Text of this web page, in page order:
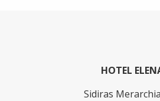
HOTEL
Sidiras